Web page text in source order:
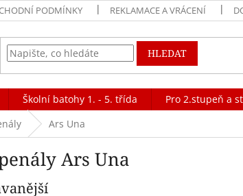
PODMÍNKY REKLAMACE A VRÁCENÍ
HLEDAT
Školní batohy 1. - 5. třída Pro 2.stupeň a
Ars Una
Ars Una